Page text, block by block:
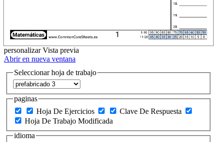
personalizar Vista previa
Abrir en nueva ventana
Seleccionar hoja de trabajo
paginas
Hoja De Ejercicios
Clave De Respuesta
Hoja De Trabajo Modificada
idioma